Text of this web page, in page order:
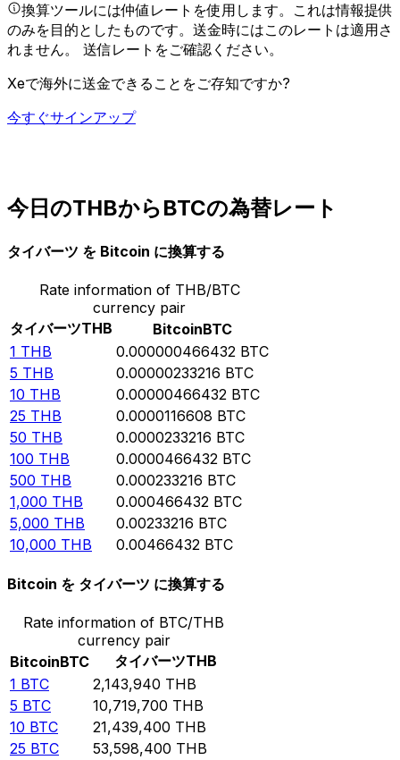
換算ツールには仲値レートを使用します。これは情報提供
のみを目的としたものです。送金時にはこのレートは適用さ
れません。 送信レートをご確認ください。
Xeで海外に送金できることをご存知ですか?
今すぐサインアップ
今日のTHBからBTCの為替レート
タイバーツ を Bitcoin に換算する
Rate information of THB/BTC
currency pair
タイバーツTHB BitcoinBTC
1 THB 0.000000466432 BTC
5 THB 0.00000233216 BTC
10 THB 0.00000466432 BTC
25 THB 0.0000116608 BTC
50 THB 0.0000233216 BTC
100 THB 0.0000466432 BTC
500 THB 0.000233216 BTC
1,000 THB 0.000466432 BTC
5,000 THB 0.00233216 BTC
10,000 THB 0.00466432 BTC
Bitcoin を タイバーツ に換算する
Rate information of BTC/THB
currency pair
BitcoinBTC タイバーツTHB
1 BTC 2,143,940 THB
5 BTC 10,719,700 THB
10 BTC 21,439,400 THB
25 BTC 53,598,400 THB